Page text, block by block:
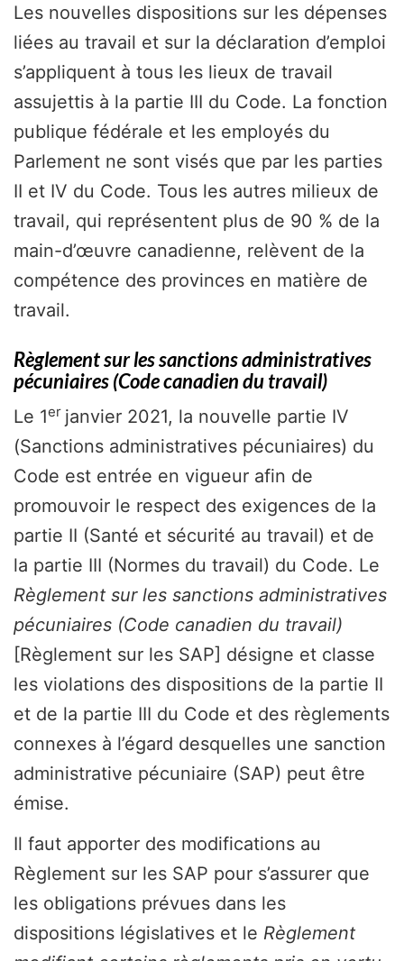
Les nouvelles dispositions sur les dépenses
liées au travail et sur la déclaration d’emploi
s’appliquent à tous les lieux de travail
assujettis à la partie III du Code. La fonction
publique fédérale et les employés du
Parlement ne sont visés que par les parties
II et IV du Code. Tous les autres milieux de
travail, qui représentent plus de 90 % de la
main-d’œuvre canadienne, relèvent de la
compétence des provinces en matière de
travail.
Règlement sur les sanctions administratives
pécuniaires (Code canadien du travail)
Le 1er janvier 2021, la nouvelle partie IV
(Sanctions administratives pécuniaires) du
Code est entrée en vigueur afin de
promouvoir le respect des exigences de la
partie II (Santé et sécurité au travail) et de
la partie III (Normes du travail) du Code. Le
Règlement sur les sanctions administratives
pécuniaires (Code canadien du travail)
[Règlement sur les SAP] désigne et classe
les violations des dispositions de la partie II
et de la partie III du Code et des règlements
connexes à l’égard desquelles une sanction
administrative pécuniaire (SAP) peut être
émise.
Il faut apporter des modifications au
Règlement sur les SAP pour s’assurer que
les obligations prévues dans les
dispositions législatives et le Règlement